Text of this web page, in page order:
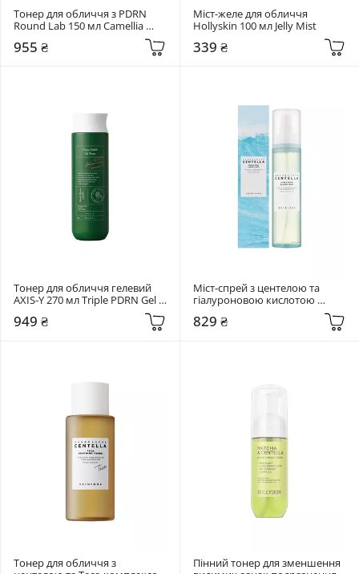
Тонер для обличчя з PDRN
Round Lab 150 мл Camellia
Toner
955 ₴
Міст-желе для обличчя
Hollyskin 100 мл Jelly Mist
339 ₴
Тонер для обличчя гелевий
AXIS-Y 270 мл Triple PDRN Gel
949 ₴
Міст-спрей з центелою та
гіалуроновою кислотою
SKIN1004 120 мл Madagascar
Centella Hyalu-Cica Cloudy Mist
829 ₴
Тонер для обличчя з
Пінний тонер для зменшення